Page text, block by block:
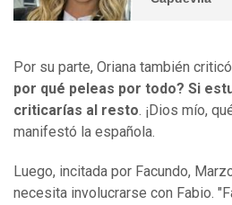
Por su parte, Oriana también
por qué peleas por todo? Si
criticarías al resto. ¡Dios mío,
manifestó la española.
Luego, incitada por Facundo,
necesita involucrarse con Fabio.